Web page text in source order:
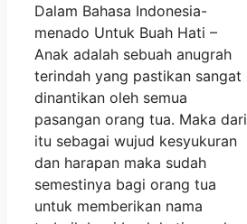
Dalam Bahasa Indonesia-
menado Untuk Buah Hati –
Anak adalah sebuah anugrah
terindah yang pastikan sangat
dinantikan oleh semua
pasangan orang tua. Maka dari
itu sebagai wujud kesyukuran
dan harapan maka sudah
semestinya bagi orang tua
untuk memberikan nama